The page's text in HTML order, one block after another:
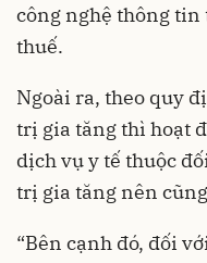
công nghệ thông
thuế.
Ngoài ra, theo quy
trị gia tăng thì hoạt
dịch vụ y tế thuộc
trị gia tăng nên
“Bên cạnh đó, đối